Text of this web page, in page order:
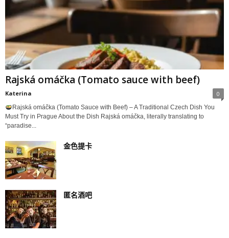
Rajská omáčka (Tomato sauce with beef)
Katerina 0
Rajská omáčka (Tomato Sauce with Beef) – A Traditional Czech Dish You
Must Try in Prague About the Dish Rajská omáčka, literally translating to
“paradise...
金色提卡
匿名酒吧